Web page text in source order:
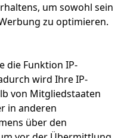
um sowohl sein
zu optimieren.
die Funktion IP-
wird Ihre IP-
von Mitgliedstaaten
in anderen
über den